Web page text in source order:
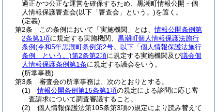
適正かつ公正な運営を確保するため、黒潮町情報公開・個
人情報保護審査会(以下「審査会」という。)を置く。
(定義)
第2条
この条例において「実施機関」とは、情報公開条例第
2条第1項に規定する実施機関、 黒潮町個人情報保護法施行
条例(令和5年黒潮町条例第2号。以下「個人情報保護法施行
条例」という。)第2条第2項に規定する実施機関及び議会個
人情報保護条例第1条に規定する議会をいう。
(所掌事務)
第3条
審査会の所掌事務は、次のとおりとする。
(1)
情報公開条例第15条第1項の規定による諮問に応じ審
査請求について調査審議すること。
(2)
個人情報保護法第105条第3項の規定により読み替えて